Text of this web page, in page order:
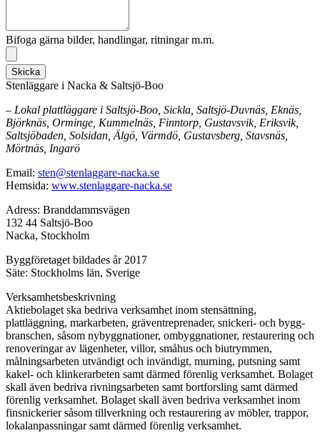
Bifoga gärna bilder, handlingar, ritningar m.m.
Skicka
Stenläggare i Nacka & Saltsjö-Boo
– Lokal plattläggare i Saltsjö-Boo, Sickla, Saltsjö-Duvnäs, Eknäs,
Björknäs, Orminge, Kummelnäs, Finntorp, Gustavsvik, Eriksvik,
Saltsjöbaden, Solsidan, Älgö, Värmdö, Gustavsberg, Stavsnäs,
Mörtnäs, Ingarö
Email: sten@stenlaggare-nacka.se
Hemsida: www.stenlaggare-nacka.se
Adress: Branddammsvägen
132 44 Saltsjö-Boo
Nacka, Stockholm
Byggföretaget bildades år 2017
Säte: Stockholms län, Sverige
Verksamhetsbeskrivning
Aktiebolaget ska bedriva verksamhet inom stensättning,
plattläggning, markarbeten, gräventreprenader, snickeri- och bygg-
branschen, såsom nybyggnationer, ombyggnationer, restaurering och
renoveringar av lägenheter, villor, småhus och biutrymmen,
målningsarbeten utvändigt och invändigt, murning, putsning samt
kakel- och klinkerarbeten samt därmed förenlig verksamhet. Bolaget
skall även bedriva rivningsarbeten samt bortforsling samt därmed
förenlig verksamhet. Bolaget skall även bedriva verksamhet inom
finsnickerier såsom tillverkning och restaurering av möbler, trappor,
lokalanpassningar samt därmed förenlig verksamhet.